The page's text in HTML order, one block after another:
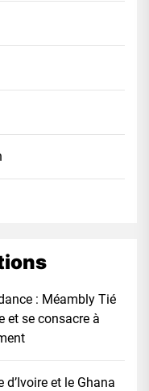
: Méambly Tié
et se consacre à
et le Ghana